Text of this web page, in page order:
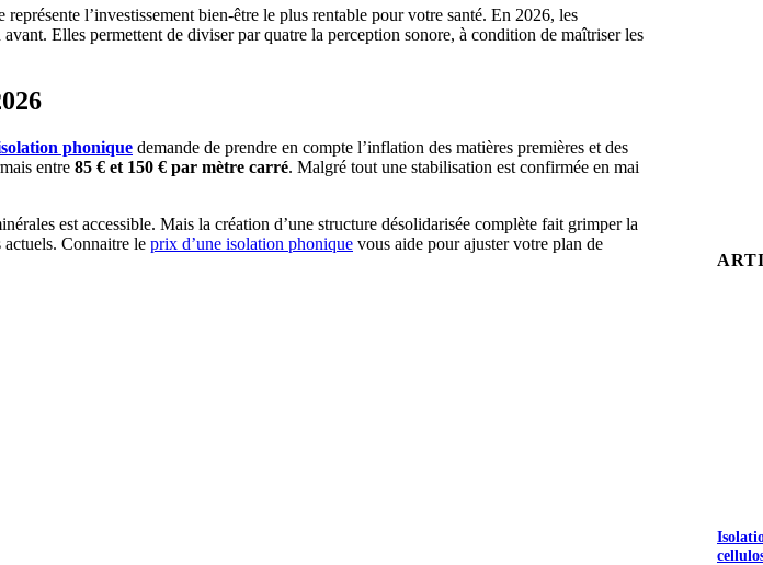
l’investissement bien-être le plus rentable pour votre santé. En 2026, les
Elles permettent de diviser par quatre la perception sonore, à condition de maîtriser les
phonique demande de prendre en compte l’inflation des matières premières et des
entre 85 € et 150 € par mètre carré. Malgré tout une stabilisation est confirmée en mai
est accessible. Mais la création d’une structure désolidarisée complète fait grimper la
Connaitre le prix d’une isolation phonique vous aide pour ajuster votre plan de